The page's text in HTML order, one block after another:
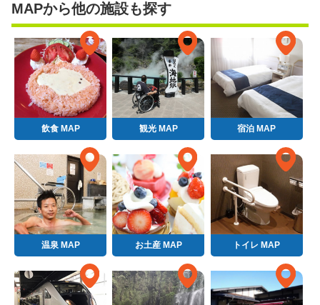
MAPから他の施設も探す
飲食 MAP 観光 MAP 宿泊 MAP
温泉 MAP お土産 MAP トイレ MAP